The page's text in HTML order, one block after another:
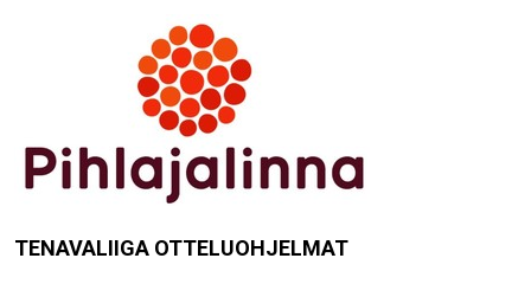
TENAVALIIGA OTTELUOHJELMAT